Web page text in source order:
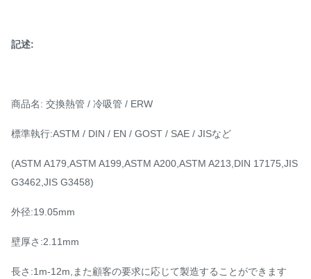
記述:
商品名: 交換熱管 / 冷吸管 / ERW
標準執行:ASTM / DIN / EN / GOST / SAE / JISなど
(ASTM A179,ASTM A199,ASTM A200,ASTM A213,DIN 17175,JIS
G3462,JIS G3458)
外径:19.05mm
壁厚さ:2.11mm
長さ:1m-12m,また顧客の要求に応じて製造することができます